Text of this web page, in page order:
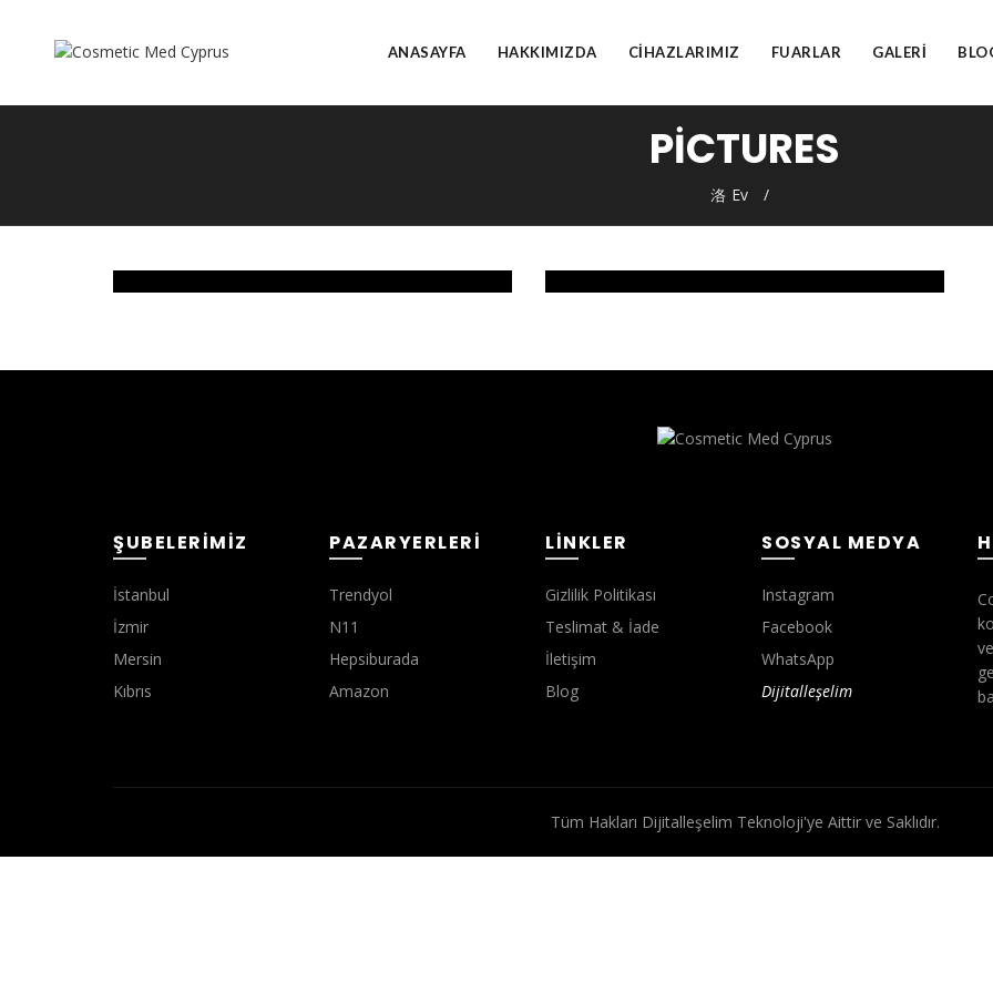
ANASAYFA HAKKIMIZDA CIHAZLARIMIZ FUARLAR GALERI
PICTURES
Ev
ŞUBELERIMIZ
İstanbul
İzmir
Mersin
Kıbrıs
PAZARYERLERI
Trendyol
N11
Hepsiburada
Amazon
LINKLER
Gizlilik Politikası
Teslimat & İade
İletişim
Blog
SOSYAL MEDYA
Instagram
Facebook
WhatsApp
Dijitalleşelim
Tüm Hakları Dijitalleşelim Teknoloji'ye Aittir ve Saklıdır.